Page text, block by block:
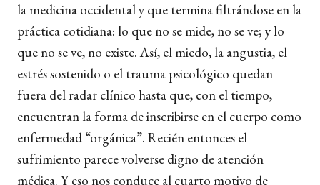
la medicina occidental y que termina filtrándose en la
práctica cotidiana: lo que no se mide, no se ve; y lo
que no se ve, no existe. Así, el miedo, la angustia, el
estrés sostenido o el trauma psicológico quedan
fuera del radar clínico hasta que, con el tiempo,
encuentran la forma de inscribirse en el cuerpo como
enfermedad “orgánica”. Recién entonces el
sufrimiento parece volverse digno de atención
médica. Y eso nos conduce al cuarto motivo de